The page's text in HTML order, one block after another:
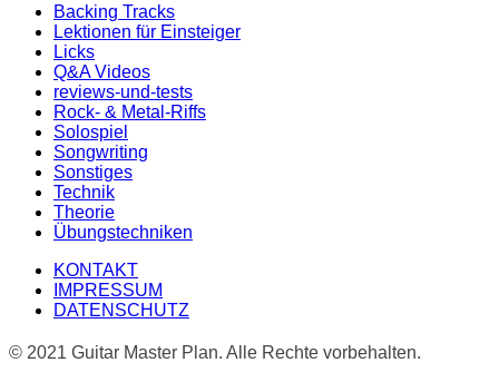
Backing Tracks
Lektionen für Einsteiger
Licks
Q&A Videos
reviews-und-tests
Rock- & Metal-Riffs
Solospiel
Songwriting
Sonstiges
Technik
Theorie
Übungstechniken
KONTAKT
IMPRESSUM
DATENSCHUTZ
© 2021 Guitar Master Plan. Alle Rechte vorbehalten.